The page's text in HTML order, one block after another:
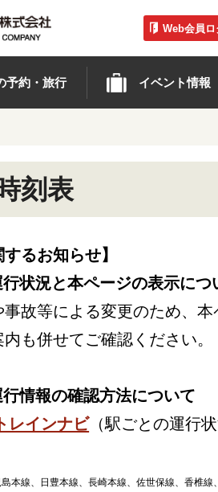
Web会員ロ
予約・旅行 イベント情報
刻表
するお知らせ】
状況と本ページの表示につ
事故等による変更のため、
も併せてご確認ください。
情報の確認方法について
レインナビ（駅ごとの運行
本線、日豊本線、長崎本線、佐世保線、香椎